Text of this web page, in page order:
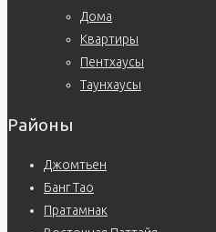
Дома
Квартиры
Пентхаусы
Таунхаусы
Районы
Джомтьен
Банг Тао
Пратамнак